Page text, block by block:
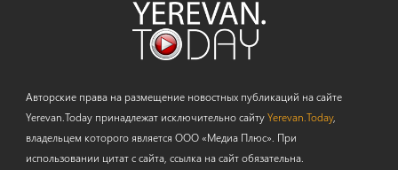
Авторские права на размещение новостных публикаций на сайте
Yerevan.Today принадлежат исключительно сайтуYerevan.Today,
владельцем которого является ООО «Медиа Плюс». При
использовании цитат с сайта, ссылка на сайт обязательна.